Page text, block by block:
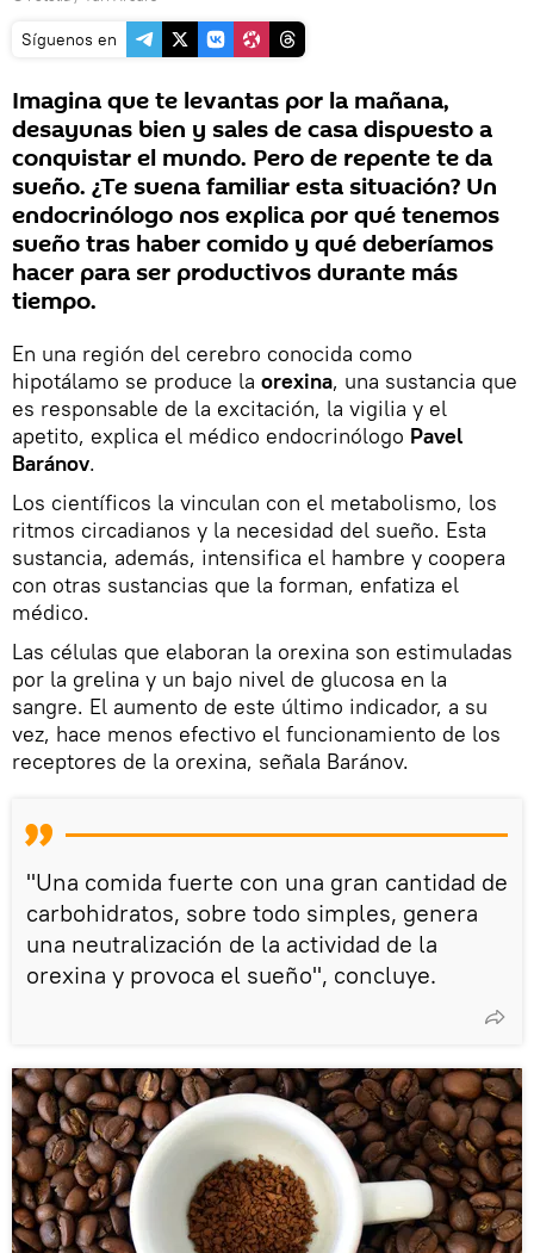
Síguenos en
Imagina que te levantas por la mañana,
desayunas bien y sales de casa dispuesto a
conquistar el mundo. Pero de repente te da
sueño. ¿Te suena familiar esta situación? Un
endocrinólogo nos explica por qué tenemos
sueño tras haber comido y qué deberíamos
hacer para ser productivos durante más
tiempo.
En una región del cerebro conocida como
hipotálamo se produce la orexina, una sustancia que
es responsable de la excitación, la vigilia y el
apetito, explica el médico endocrinólogo Pavel
Baránov.
Los científicos la vinculan con el metabolismo, los
ritmos circadianos y la necesidad del sueño. Esta
sustancia, además, intensifica el hambre y coopera
con otras sustancias que la forman, enfatiza el
médico.
Las células que elaboran la orexina son estimuladas
por la grelina y un bajo nivel de glucosa en la
sangre. El aumento de este último indicador, a su
vez, hace menos efectivo el funcionamiento de los
receptores de la orexina, señala Baránov.
"Una comida fuerte con una gran cantidad de
carbohidratos, sobre todo simples, genera
una neutralización de la actividad de la
orexina y provoca el sueño", concluye.